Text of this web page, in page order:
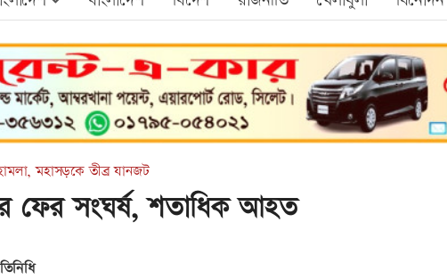
মহাসড়কে তীব্র যানজট
ফের সংঘর্ষ, শতাধিক আহত